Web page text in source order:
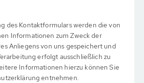
des Kontaktformulars werden die von
Informationen zum Zweck der
Anliegens von uns gespeichert und
erfolgt ausschließlich zu
Informationen hierzu können Sie
entnehmen.